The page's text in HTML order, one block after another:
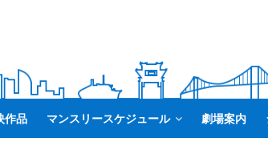
作品 マンスリースケジュール 劇場案内